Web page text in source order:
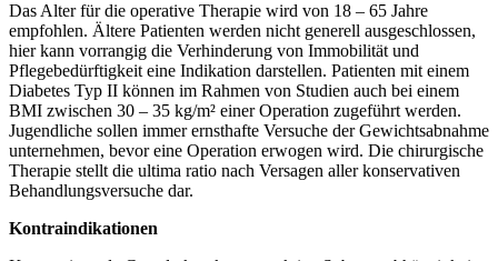
Das Alter für die operative Therapie wird von 18 – 65 Jahre
empfohlen. Ältere Patienten werden nicht generell ausgeschlossen,
hier kann vorrangig die Verhinderung von Immobilität und
Pflegebedürftigkeit eine Indikation darstellen. Patienten mit einem
Diabetes Typ II können im Rahmen von Studien auch bei einem
BMI zwischen 30 – 35 kg/m² einer Operation zugeführt werden.
Jugendliche sollen immer ernsthafte Versuche der Gewichtsabnahme
unternehmen, bevor eine Operation erwogen wird. Die chirurgische
Therapie stellt die ultima ratio nach Versagen aller konservativen
Behandlungsversuche dar.
Kontraindikationen